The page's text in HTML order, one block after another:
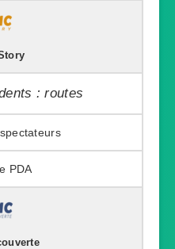
: routes